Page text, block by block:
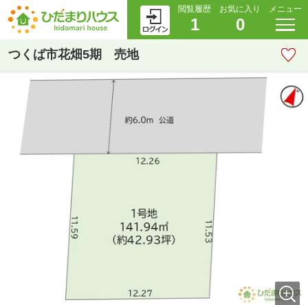
閲覧履歴
1
お気に入り
0
メニュー
つくば市花畑5期 売地